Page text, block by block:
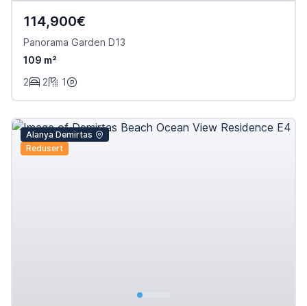
114,900€
Panorama Garden D13
109 m²
2
2 1
Alanya Demirtas
Redusert